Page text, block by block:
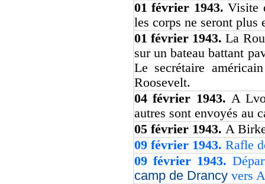
01 février 1943.Visite
les corps ne seront plus
01 février 1943.La
sur un bateau battant
Le secrétaire
Roosevelt.
04 février 1943.A
autres sont envoyés au
05 février 1943. A
09 février 1943. Rafle
09 février 1943.
camp de Drancy vers